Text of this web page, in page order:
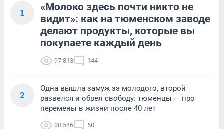
1
«Молоко здесь почти никто не
видит»: как на тюменском заводе
делают продукты, которые вы
покупаете каждый день
97 813 144
2
Одна вышла замуж за молодого, второй
развелся и обрел свободу: тюменцы — про
перемены в жизни после 40 лет
30 546 50